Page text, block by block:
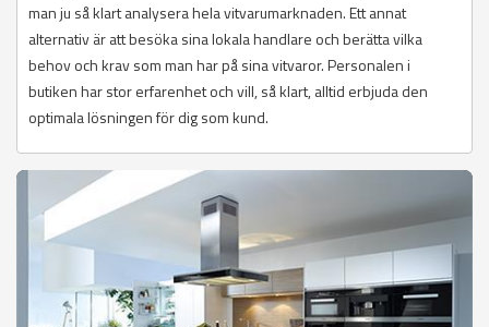
man ju så klart analysera hela vitvarumarknaden. Ett annat
alternativ är att besöka sina lokala handlare och berätta vilka
behov och krav som man har på sina vitvaror. Personalen i
butiken har stor erfarenhet och vill, så klart, alltid erbjuda den
optimala lösningen för dig som kund.